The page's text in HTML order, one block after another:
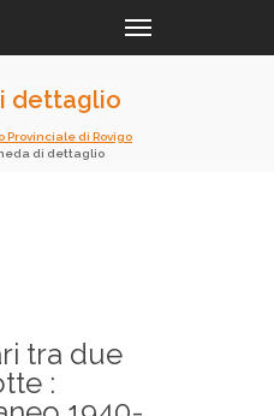
dettaglio
Provinciale di Rovigo
di dettaglio
tra due
: